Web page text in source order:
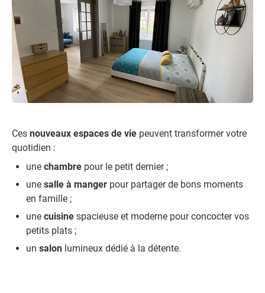
Ces nouveaux espaces de vie peuvent transformer votre
quotidien :
une chambre pour le petit dernier ;
une salle à manger pour partager de bons moments
en famille ;
une cuisine spacieuse et moderne pour concocter vos
petits plats ;
un salon lumineux dédié à la détente.